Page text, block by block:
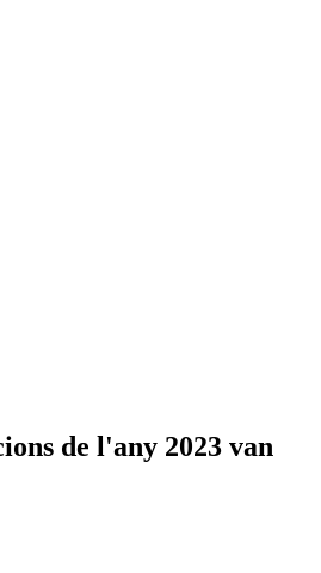
de l'any 2023 van